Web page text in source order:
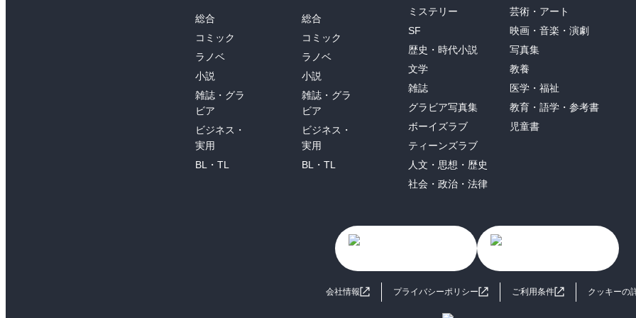
総合
コミック
ラノベ
小説
雑誌・グラ
ビア
ビジネス・
実用
BL・TL
総合
コミック
ラノベ
小説
雑誌・グラ
ビア
ビジネス・
実用
BL・TL
ミステリー
SF
歴史・時代小説
文学
雑誌
グラビア写真集
ボーイズラブ
ティーンズラブ
人文・思想・歴史
社会・政治・法律
芸術・アート
映画・音楽・演劇
写真集
教養
医学・福祉
教育・語学・参考書
児童書
会社情報 プライバシーポリシー ご利用条件 クッキーの